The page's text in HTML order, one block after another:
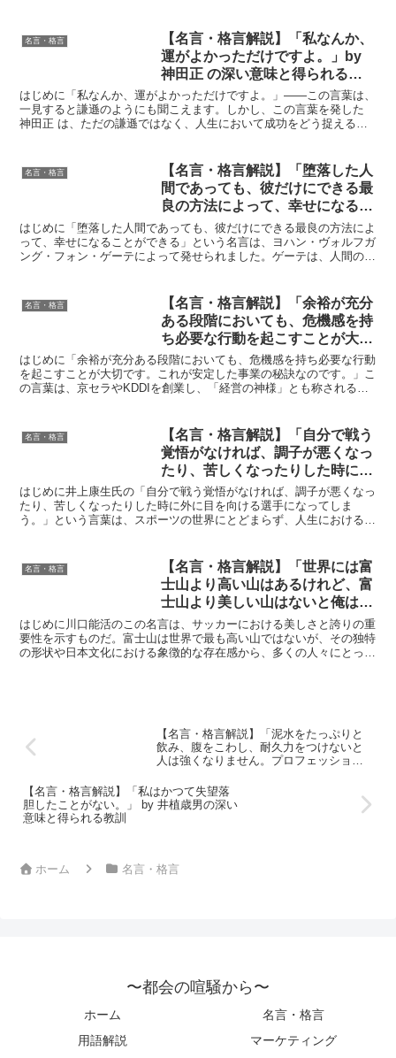
名言・格言
【名言・格言解説】「私なんか、
運がよかっただけですよ。」by
神田正 の深い意味と得られる教
訓
はじめに「私なんか、運がよかっただけですよ。」——この言葉は、
一見すると謙遜のようにも聞こえます。しかし、この言葉を発した
神田正 は、ただの謙遜ではなく、人生において成功をどう捉えるべ
名言・格言
【名言・格言解説】「堕落した人
間であっても、彼だけにできる最
良の方法によって、幸せになるこ
とができる」by ゲーテの深い意
味と得られる教訓
はじめに「堕落した人間であっても、彼だけにできる最良の方法によ
って、幸せになることができる」という名言は、ヨハン・ヴォルフガ
ング・フォン・ゲーテによって発せられました。ゲーテは、人間の可
名言・格言
【名言・格言解説】「余裕が充分
ある段階においても、危機感を持
ち必要な行動を起こすことが大切
です。これが安定した事業の秘訣
なのです。」by 稲盛和夫の深い
意味と得られる教訓
はじめに「余裕が充分ある段階においても、危機感を持ち必要な行動
を起こすことが大切です。これが安定した事業の秘訣なのです。」こ
の言葉は、京セラやKDDIを創業し、「経営の神様」とも称される稲
名言・格言
【名言・格言解説】「自分で戦う
覚悟がなければ、調子が悪くなっ
たり、苦しくなったりした時に外
に目を向ける選手になってしま
う。」by 井上康生の深い意味と
得られる教訓
はじめに井上康生氏の「自分で戦う覚悟がなければ、調子が悪くなっ
たり、苦しくなったりした時に外に目を向ける選手になってしま
う。」という言葉は、スポーツの世界にとどまらず、人生におけるあ
名言・格言
【名言・格言解説】「世界には富
士山より高い山はあるけれど、富
士山より美しい山はないと俺は思
っている。サッカーでもそうあり
たいよね。」by 川口能活の深い
意味と得られる教訓
はじめに川口能活のこの名言は、サッカーにおける美しさと誇りの重
要性を示すものだ。富士山は世界で最も高い山ではないが、その独特
の形状や日本文化における象徴的な存在感から、多くの人々にとって
【名言・格言解説】「泥水をたっぷりと
飲み、腹をこわし、耐久力をつけないと
人は強くなりません。プロフェッショナ
向かっていくしかないのです。」by 飯田
亮の深い意味と得られる教訓
【名言・格言解説】「私はかつて失望落
胆したことがない。」 by 井植歳男の深い
意味と得られる教訓
ホーム 名言・格言
〜都会の喧騒から〜
ホーム
名言・格言
用語解説
マーケティング